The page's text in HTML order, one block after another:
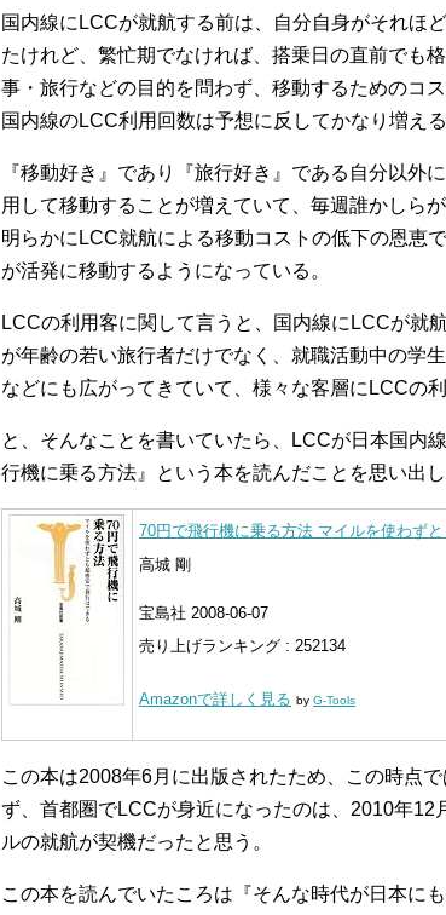
国内線にLCCが就航する前は、自分自身がそれほ
たけれど、繁忙期でなければ、搭乗日の直前でも
事・旅行などの目的を問わず、移動するためのコ
国内線のLCC利用回数は予想に反してかなり増える
『移動好き』であり『旅行好き』である自分以外
用して移動することが増えていて、毎週誰かしら
明らかにLCC就航による移動コストの低下の恩恵
が活発に移動するようになっている。
LCCの利用客に関して言うと、国内線にLCCが就
が年齢の若い旅行者だけでなく、就職活動中の学
などにも広がってきていて、様々な客層にLCCの
と、そんなことを書いていたら、LCCが日本国内
行機に乗る方法』という本を読んだことを思い出し
70円で飛行機に乗る方法 マイルを使わず
高城 剛
宝島社 2008-06-07
売り上げランキング : 252134
Amazonで詳しく見る by G-Tools
この本は2008年6月に出版されたため、この時点
ず、首都圏でLCCが身近になったのは、2010年
ルの就航が契機だったと思う。
この本を読んでいたころは『そんな時代が日本に